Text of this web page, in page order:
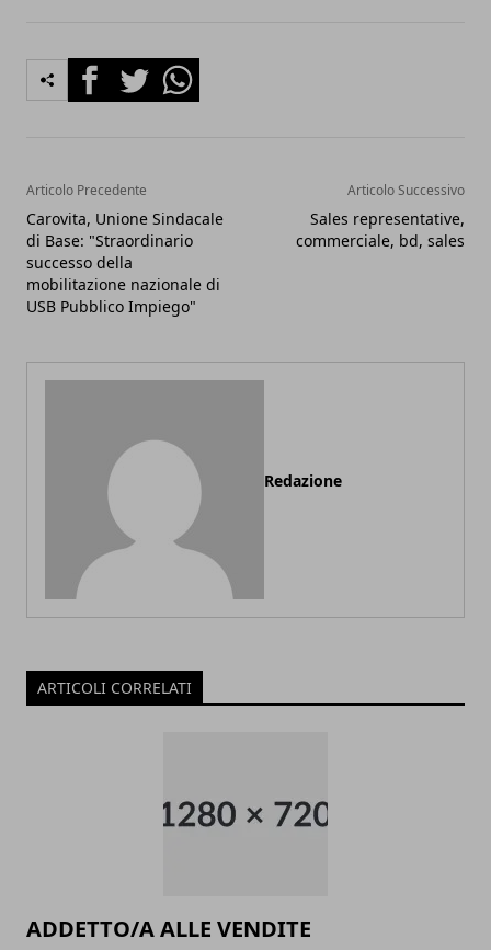
FacebookTwitterWhatsapp
Articolo Precedente
Carovita, Unione Sindacale
di Base: "Straordinario
successo della
mobilitazione nazionale di
USB Pubblico Impiego"
Articolo Successivo
Sales representative,
commerciale, bd, sales
Redazione
ARTICOLI CORRELATI
ADDETTO/A ALLE VENDITE